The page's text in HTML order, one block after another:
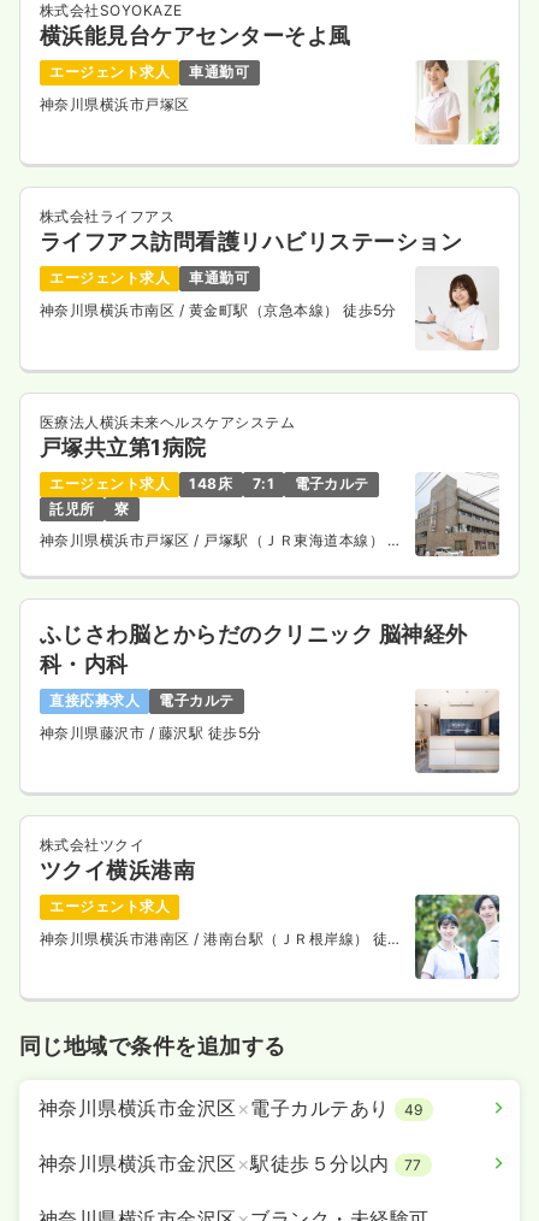
株式会社SOYOKAZE
横浜能見台ケアセンターそよ風
エージェント求人
車通勤可
神奈川県横浜市戸塚区
株式会社ライフアス
ライフアス訪問看護リハビリステーション
エージェント求人
車通勤可
神奈川県横浜市南区 / 黄金町駅（京急本線） 徒歩5分
医療法人横浜未来ヘルスケアシステム
戸塚共立第1病院
エージェント求人 148床 7:1
電子カルテ
託児所
寮
神奈川県横浜市戸塚区/ 戸塚駅（ＪＲ東海道本線） 徒
ふじさわ脳とからだのクリニック 脳神経外
科・内科
直接応募求人
電子カルテ
神奈川県藤沢市 / 藤沢駅 徒歩5分
株式会社ツクイ
ツクイ横浜港南
エージェント求人
神奈川県横浜市港南区 / 港南台駅（ＪＲ根岸線） 徒歩
同じ地域で条件を追加する
神奈川県横浜市金沢区 ×電子カルテあり 49
神奈川県横浜市金沢区 ×駅徒歩５分以内 77